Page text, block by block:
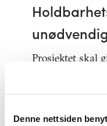
Denne nettsiden
Prosjektet skal
datomerking